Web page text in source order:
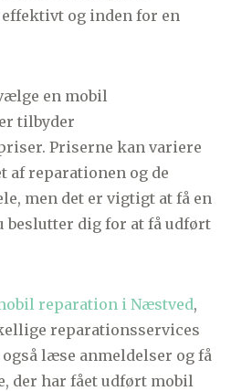
og inden for en
en mobil
tilbyder
Priserne kan variere
af reparationen og de
men det er vigtigt at få en
beslutter dig for at få udført
reparation i Næstved,
reparationsservices
læse anmeldelser og få
der har fået udført mobil